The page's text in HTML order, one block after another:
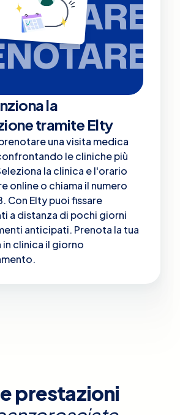
la
tramite Elty
una visita medica
le cliniche più
la clinica e l'orario
online o chiama il numero
Con Elty puoi fissare
a distanza di pochi giorni
anticipati. Prenota la tua
in clinica il giorno
prestazioni